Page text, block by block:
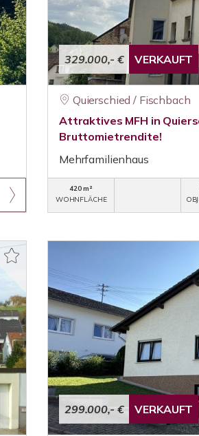
329.000,- € VERKAUFT
Quierschied / Fischbach
Attraktives MFH in
Bruttomietrendite!
Mehrfamilienhaus
420 m²
WOHNFLÄCHE
299.000,- € VERKAUFT